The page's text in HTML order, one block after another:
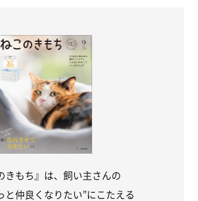
きもち』は、飼い主さんの
と仲良くなりたい”にこたえる